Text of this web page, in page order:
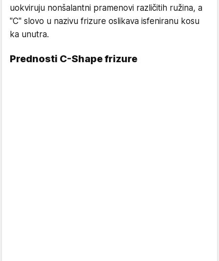
uokviruju nonšalantni pramenovi različitih ružina, a
"C" slovo u nazivu frizure oslikava isfeniranu kosu
ka unutra.
Prednosti C-Shape frizure